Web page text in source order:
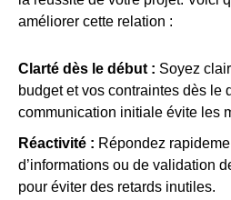
améliorer cette relation :
Clarté dès le début : Soyez
budget et vos contraintes dès le
communication initiale évite les
Réactivité : Répondez
d’informations ou de validation
pour éviter des retards inutiles.